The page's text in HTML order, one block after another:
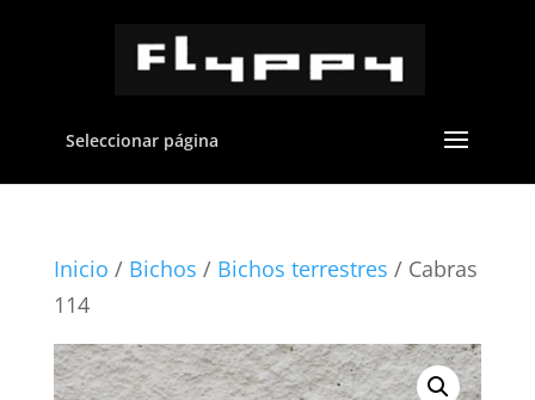
Seleccionar página
Inicio / Bichos / Bichos terrestres / Cabras
114